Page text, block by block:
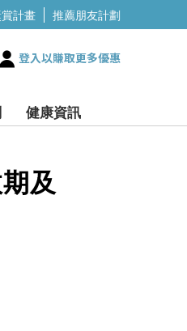
計畫 推薦朋友計劃
登入以賺取更多優惠
健康資訊
及